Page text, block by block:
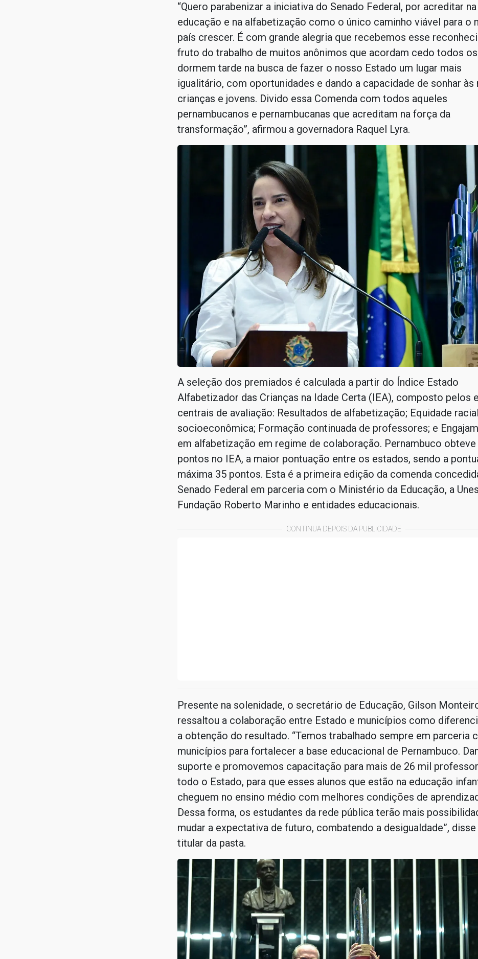
“Quero parabenizar a iniciativa do Senado Federal, por acreditar na
educação e na alfabetização como o único caminho viável para o
país crescer. É com grande alegria que recebemos esse
fruto do trabalho de muitos anônimos que acordam cedo todos
dormem tarde na busca de fazer o nosso Estado um lugar mais
igualitário, com oportunidades e dando a capacidade de sonhar às
crianças e jovens. Divido essa Comenda com todos aqueles
pernambucanos e pernambucanas que acreditam na força da
transformação”, afirmou a governadora Raquel Lyra.
A seleção dos premiados é calculada a partir do Índice Estado
Alfabetizador das Crianças na Idade Certa (IEA), composto pelos
centrais de avaliação: Resultados de alfabetização; Equidade
socioeconômica; Formação continuada de professores; e
em alfabetização em regime de colaboração. Pernambuco obteve
pontos no IEA, a maior pontuação entre os estados, sendo a
máxima 35 pontos. Esta é a primeira edição da comenda
Senado Federal em parceria com o Ministério da Educação, a
Fundação Roberto Marinho e entidades educacionais.
CONTINUA DEPOIS DA PUBLICIDADE
Presente na solenidade, o secretário de Educação, Gilson
ressaltou a colaboração entre Estado e municípios como
a obtenção do resultado. “Temos trabalhado sempre em parceria
municípios para fortalecer a base educacional de Pernambuco.
suporte e promovemos capacitação para mais de 26 mil
todo o Estado, para que esses alunos que estão na educação
cheguem no ensino médio com melhores condições de
Dessa forma, os estudantes da rede pública terão mais
mudar a expectativa de futuro, combatendo a desigualdade”, disse
titular da pasta.